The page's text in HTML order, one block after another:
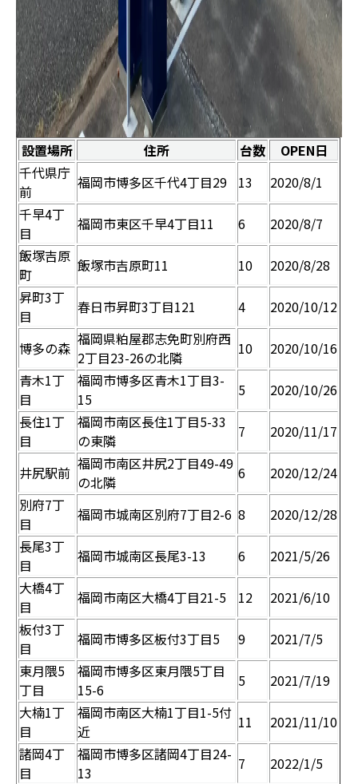
設置場所 住所 台数
OPEN日
千代県庁
前
福岡市博多区千代4丁目29 13
2020/8/1
千早4丁
目
福岡市東区千早4丁目11 6
2020/8/7
飯塚吉原
町
飯塚市吉原町11 10
2020/8/28
昇町3丁
目
春日市昇町3丁目121 4 2020/10/12
博多の森 福岡県粕屋郡志免町別府西
2丁目23-26の北隣
10
2020/10/16
青木1丁
目
福岡市博多区青木1丁目3-
15
5
2020/10/26
長住1丁
目
福岡市南区長住1丁目5-33
の東隣
7 2020/11/17
井尻駅前 福岡市南区井尻2丁目49-49
の北隣
6
2020/12/24
別府7丁
目
福岡市城南区別府7丁目2-6 8
2020/12/28
長尾3丁
目
福岡市城南区長尾3-13 6
2021/5/26
大橋4丁
目
福岡市南区大橋4丁目21-5 12
2021/6/10
板付3丁
目
福岡市博多区板付3丁目5 9
2021/7/5
東月隈5
丁目
福岡市博多区東月隈5丁目
15-6
5
2021/7/19
大楠1丁
目
福岡市南区大楠1丁目1-5付
近
11
2021/11/10
諸岡4丁
目
福岡市博多区諸岡4丁目24-
13
7
2022/1/5